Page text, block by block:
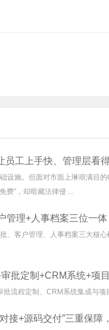
员工上手快、管理层看
设施。但面对市面上琳琅满目
费”，却暗藏法律侵 ...
管理+人事档案三位一
、客户管理、人事档案三大核
批定制+CRM系统+项
流程定制、CRM系统集成与
接+源码交付”三重保障